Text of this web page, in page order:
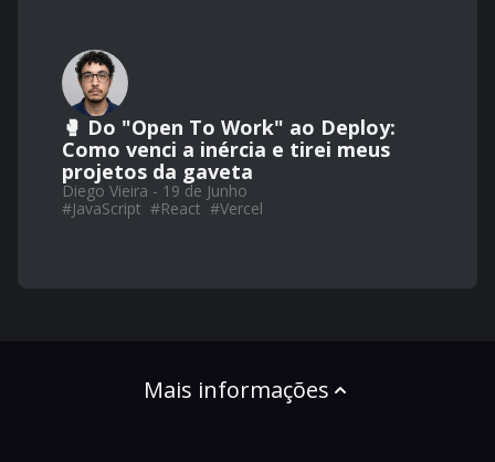
🥊 Do "Open To Work" ao Deploy:
Como venci a inércia e tirei meus
projetos da gaveta
Diego Vieira - 19 de Junho
#JavaScript #React #Vercel
Mais informações